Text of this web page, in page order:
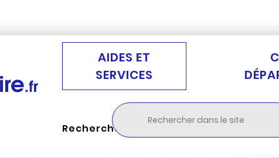
AIDES ET
SERVICES
Rechercher